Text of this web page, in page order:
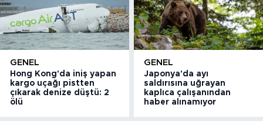
GENEL
Hong Kong'da iniş yapan
kargo uçağı pistten
çıkarak denize düştü: 2
ölü
GENEL
Japonya'da ayı
saldırısına uğrayan
kaplıca çalışanından
haber alınamıyor